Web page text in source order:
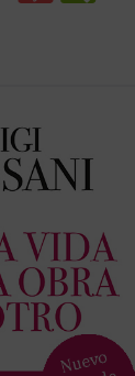
volumen
de don
de
(ver ficha)